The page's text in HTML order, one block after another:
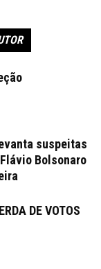
suspeitas
Bolsonaro
DE VOTOS